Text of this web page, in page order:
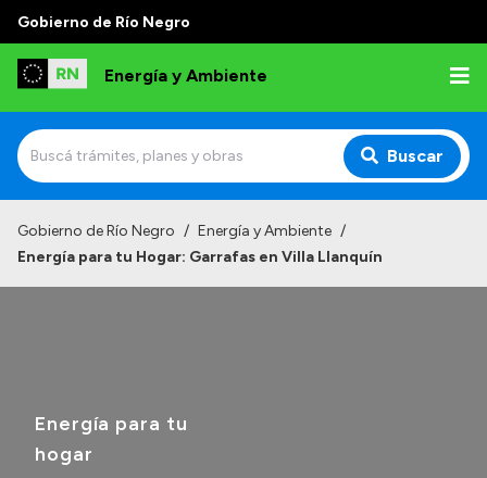
Gobierno de Río Negro
Energía y Ambiente
Buscar
Reportes
Gobierno de Río Negro / Energía y Ambiente /
Energía para tu Hogar: Garrafas en Villa Llanquín
Energía para tu
hogar